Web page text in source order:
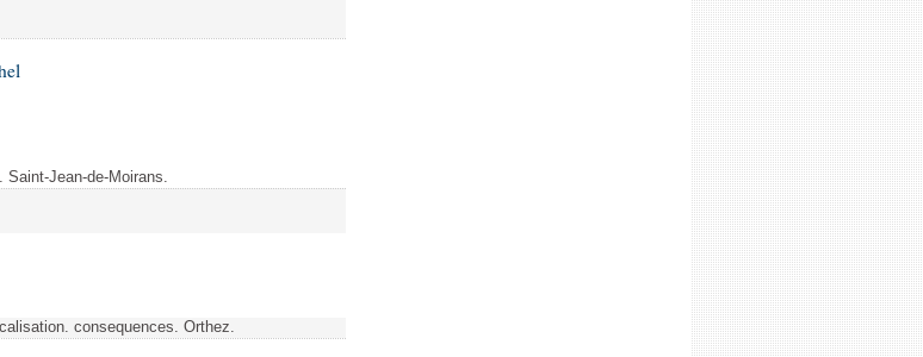
Jean-de-Moirans.
consequences. Orthez.